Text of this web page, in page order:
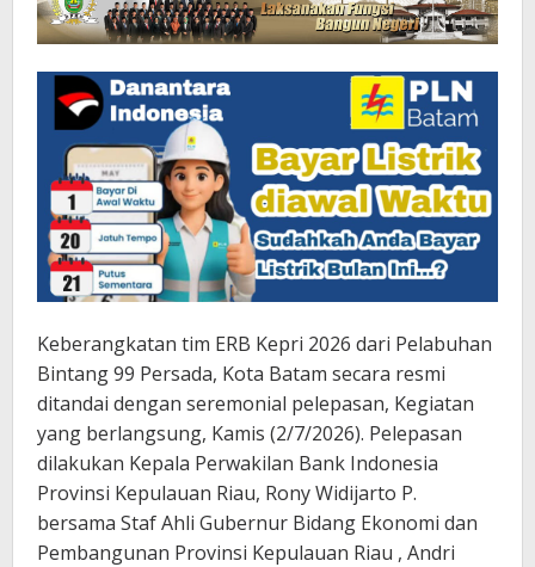
Keberangkatan tim ERB Kepri 2026 dari Pelabuhan
Bintang 99 Persada, Kota Batam secara resmi
ditandai dengan seremonial pelepasan, Kegiatan
yang berlangsung, Kamis (2/7/2026). Pelepasan
dilakukan Kepala Perwakilan Bank Indonesia
Provinsi Kepulauan Riau, Rony Widijarto P.
bersama Staf Ahli Gubernur Bidang Ekonomi dan
Pembangunan Provinsi Kepulauan Riau , Andri